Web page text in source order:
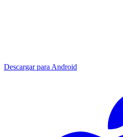
Descargar para Android